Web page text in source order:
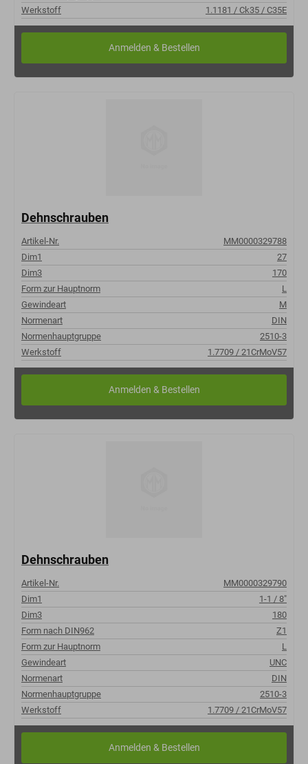
Werkstoff
1.1181 / Ck35 / C35E
Dehnschrauben
Artikel-Nr.
MM0000329788
Dim1
27
Dim3
170
Form zur Hauptnorm
L
Gewindeart
M
Normenart
DIN
Normenhauptgruppe
2510-3
Werkstoff
1.7709 / 21CrMoV57
Dehnschrauben
Artikel-Nr.
MM0000329790
Dim1
1-1 / 8"
Dim3
180
Form nach DIN962
Z1
Form zur Hauptnorm
L
Gewindeart
UNC
Normenart
DIN
Normenhauptgruppe
2510-3
Werkstoff
1.7709 / 21CrMoV57